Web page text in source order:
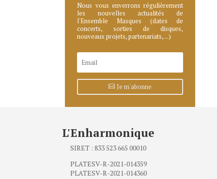
Nous vous enverrons régulièrement
les nouvelles actualités de
l'Ensemble Masques (dates de
concerts, sorties de disques,
nouveaux projets, partenariats, ...)
Je m'abonne
L'Enharmonique
SIRET : 833 523 665 00010
PLATESV-R-2021-014359
PLATESV-R-2021-014360